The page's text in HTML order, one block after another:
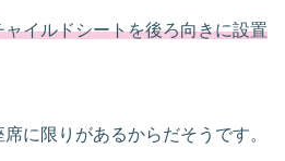
イルドシートを後ろ向きに設置
に限りがあるからだそうです。